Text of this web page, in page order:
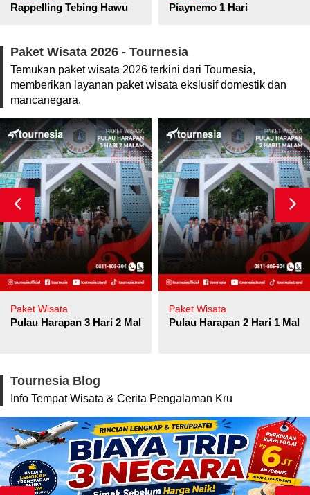
Rappelling Tebing Hawu Piaynemo 1 Hari
Paket Wisata 2026 - Tournesia
Temukan paket wisata 2026 terkini dari Tournesia,
memberikan layanan paket wisata ekslusif domestik dan
mancanegara.
Paket Wisata
Pulau Harapan 3 Hari 2 Malam
Paket Wisata
Pulau Harapan 2 Hari 1
Tournesia Blog
Info Tempat Wisata & Cerita Pengalaman Kru